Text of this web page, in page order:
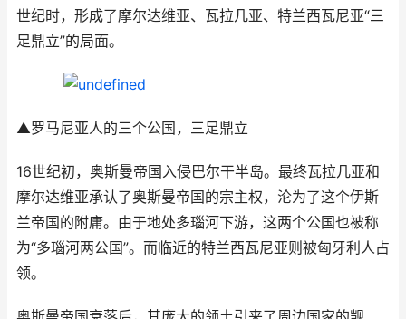
世纪时，形成了摩尔达维亚、瓦拉几亚、特兰西瓦尼亚“三
足鼎立”的局面。
▲罗马尼亚人的三个公国，三足鼎立
16世纪初，奥斯曼帝国入侵巴尔干半岛。最终瓦拉几亚和
摩尔达维亚承认了奥斯曼帝国的宗主权，沦为了这个伊斯
兰帝国的附庸。由于地处多瑙河下游，这两个公国也被称
为“多瑙河两公国”。而临近的特兰西瓦尼亚则被匈牙利人占
领。